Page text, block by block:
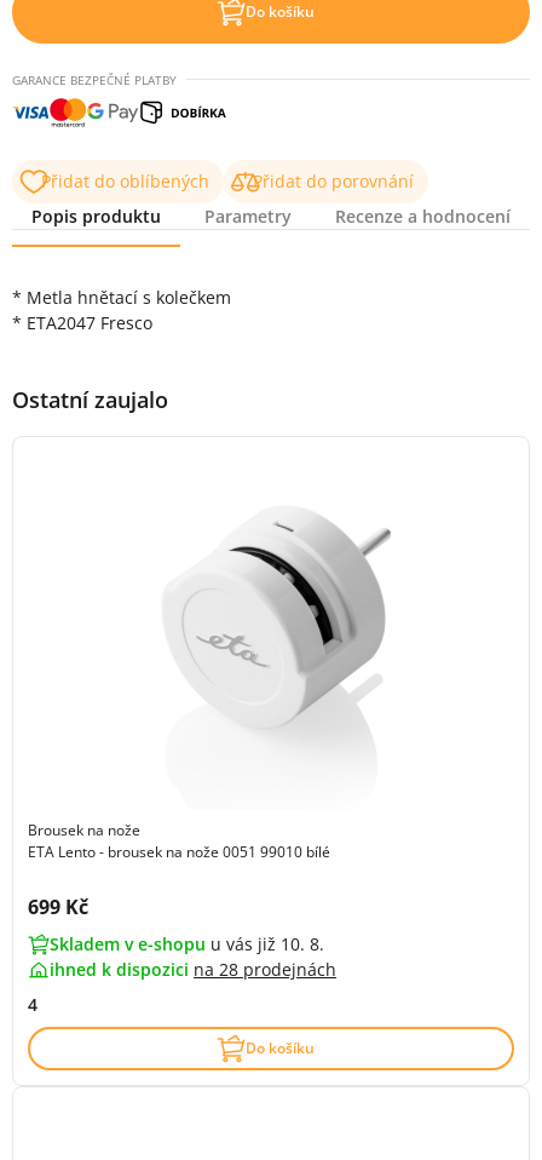
Do košíku
GARANCE BEZPEČNÉ PLATBY
Přidat do oblíbených
Přidat do porovnání
Popis produktu
Parametry Recenze a hodnocení
* Metla hnětací s kolečkem
* ETA2047 Fresco
Ostatní zaujalo
Brousek na nože
ETA Lento - brousek na nože 0051 99010 bílé
Cena s DPH:
699 Kč
Skladem v e-shopu u vás již 10. 8.
ihned k dispozici na 28 prodejnách
4
Do košíku